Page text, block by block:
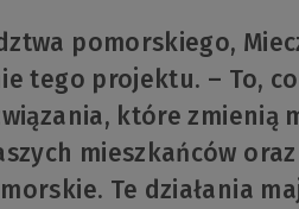
pomorskiego,
tego projektu. – To,
które zmienią
mieszkańców
Te działania